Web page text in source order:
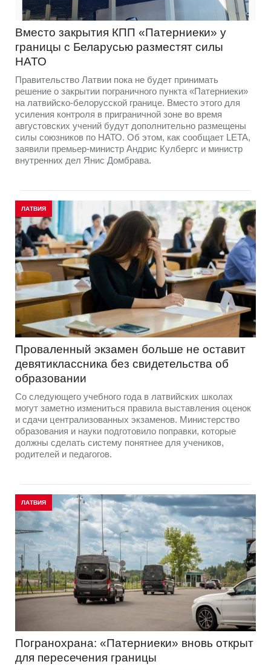
Вместо закрытия КПП «Патерниеки» у
границы с Беларусью разместят силы
НАТО
Правительство Латвии пока не будет принимать
решение о закрытии пограничного пункта «Патерниеки»
на латвийско-белорусской границе. Вместо этого для
усиления контроля в приграничной зоне во время
августовских учений будут дополнительно размещены
силы союзников по НАТО. Об этом, как сообщает LETA,
заявили премьер-министр Андрис Кулбергс и министр
внутренних дел Янис Домбрава.
ЛАТВИЯ
Проваленный экзамен больше не оставит
девятиклассника без свидетельства об
образовании
Со следующего учебного года в латвийских школах
могут заметно измениться правила выставления оценок
и сдачи централизованных экзаменов. Министерство
образования и науки подготовило поправки, которые
должны сделать систему понятнее для учеников,
родителей и педагогов.
ЛАТВИЯ
Погранохрана: «Патерниеки» вновь открыт
для пересечения границы